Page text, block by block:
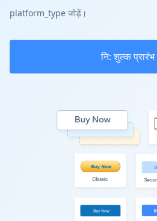
platform_type जोड़ें।
नि: शुल्क